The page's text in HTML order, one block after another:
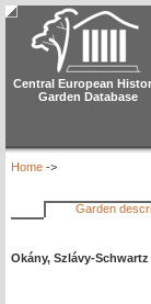
Central European
Garden Database
Home ->
Garden
Okány, Szlávy-